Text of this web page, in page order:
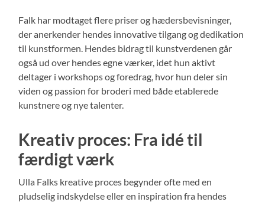
Falk har modtaget flere priser og hædersbevisninger,
der anerkender hendes innovative tilgang og dedikation
til kunstformen. Hendes bidrag til kunstverdenen går
også ud over hendes egne værker, idet hun aktivt
deltager i workshops og foredrag, hvor hun deler sin
viden og passion for broderi med både etablerede
kunstnere og nye talenter.
Kreativ proces: Fra idé til
færdigt værk
Ulla Falks kreative proces begynder ofte med en
pludselig indskydelse eller en inspiration fra hendes